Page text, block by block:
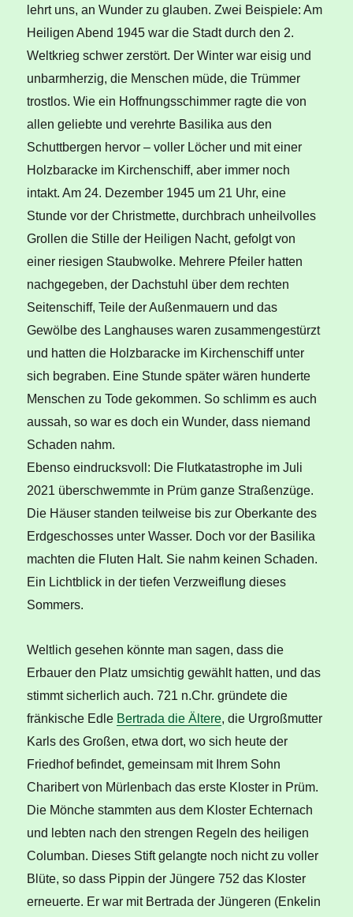
lehrt uns, an Wunder zu glauben. Zwei Beispiele: Am
Heiligen Abend 1945 war die Stadt durch den 2.
Weltkrieg schwer zerstört. Der Winter war eisig und
unbarmherzig, die Menschen müde, die Trümmer
trostlos. Wie ein Hoffnungsschimmer ragte die von
allen geliebte und verehrte Basilika aus den
Schuttbergen hervor – voller Löcher und mit einer
Holzbaracke im Kirchenschiff, aber immer noch
intakt. Am 24. Dezember 1945 um 21 Uhr, eine
Stunde vor der Christmette, durchbrach unheilvolles
Grollen die Stille der Heiligen Nacht, gefolgt von
einer riesigen Staubwolke. Mehrere Pfeiler hatten
nachgegeben, der Dachstuhl über dem rechten
Seitenschiff, Teile der Außenmauern und das
Gewölbe des Langhauses waren zusammengestürzt
und hatten die Holzbaracke im Kirchenschiff unter
sich begraben. Eine Stunde später wären hunderte
Menschen zu Tode gekommen. So schlimm es auch
aussah, so war es doch ein Wunder, dass niemand
Schaden nahm.
Ebenso eindrucksvoll: Die Flutkatastrophe im Juli
2021 überschwemmte in Prüm ganze Straßenzüge.
Die Häuser standen teilweise bis zur Oberkante des
Erdgeschosses unter Wasser. Doch vor der Basilika
machten die Fluten Halt. Sie nahm keinen Schaden.
Ein Lichtblick in der tiefen Verzweiflung dieses
Sommers.
Weltlich gesehen könnte man sagen, dass die
Erbauer den Platz umsichtig gewählt hatten, und das
stimmt sicherlich auch. 721 n.Chr. gründete die
fränkische Edle Bertrada die Ältere, die Urgroßmutter
Karls des Großen, etwa dort, wo sich heute der
Friedhof befindet, gemeinsam mit Ihrem Sohn
Charibert von Mürlenbach das erste Kloster in Prüm.
Die Mönche stammten aus dem Kloster Echternach
und lebten nach den strengen Regeln des heiligen
Columban. Dieses Stift gelangte noch nicht zu voller
Blüte, so dass Pippin der Jüngere 752 das Kloster
erneuerte. Er war mit Bertrada der Jüngeren (Enkelin